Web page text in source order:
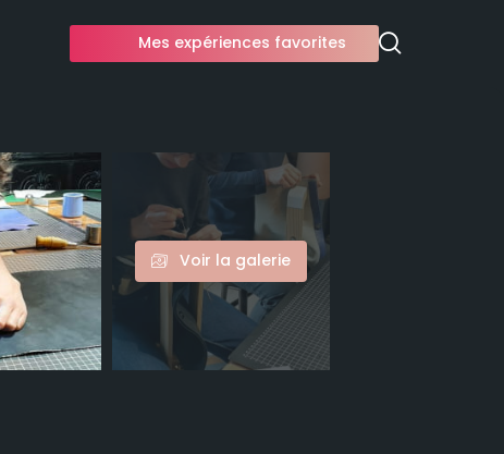
Mes expériences favorites
Voir la galerie